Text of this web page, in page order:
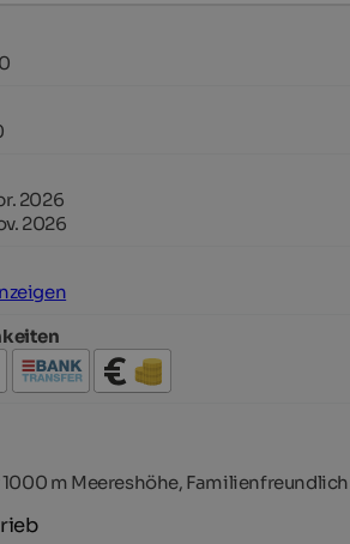
2026
2026
1000 m Meereshöhe, Familienfreundlich